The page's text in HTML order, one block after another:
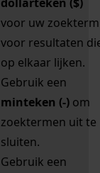
voor uw zoekterm
voor resultaten
op elkaar lijken.
Gebruik een
minteken (-) om
zoektermen uit te
sluiten.
Gebruik een